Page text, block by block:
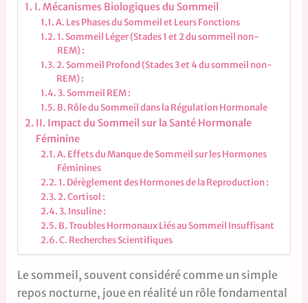
I. Mécanismes Biologiques du Sommeil
A. Les Phases du Sommeil et Leurs Fonctions
1. Sommeil Léger (Stades 1 et 2 du sommeil non-
REM) :
2. Sommeil Profond (Stades 3 et 4 du sommeil non-
REM) :
3. Sommeil REM :
B. Rôle du Sommeil dans la Régulation Hormonale
II. Impact du Sommeil sur la Santé Hormonale
Féminine
A. Effets du Manque de Sommeil sur les Hormones
Féminines
1. Dérèglement des Hormones de la Reproduction :
2. Cortisol :
3. Insuline :
B. Troubles Hormonaux Liés au Sommeil Insuffisant
C. Recherches Scientifiques
Le sommeil, souvent considéré comme un simple
repos nocturne, joue en réalité un rôle fondamental